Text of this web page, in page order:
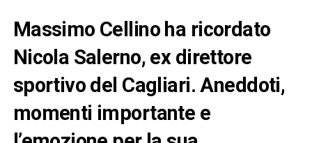
Massimo Cellino ha ricordato
Nicola Salerno, ex direttore
sportivo del Cagliari. Aneddoti,
momenti importante e